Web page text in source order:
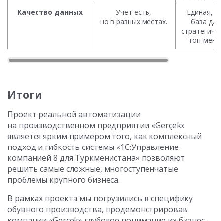
Качество данных
Учет есть,
но в разных местах.
Единая,
база
топ-
Итоги
Проект реальной автоматизации
на производственном предприятии «Gerçek»
является ярким примером того, как комплексный
подход и гибкость системы «1С:Управление
компанией 8 для Туркменистана» позволяют
решить самые сложные, многоступенчатые
проблемы крупного бизнеса.
В рамках проекта мы погрузились в специфику
обувного производства, продемонстрировав